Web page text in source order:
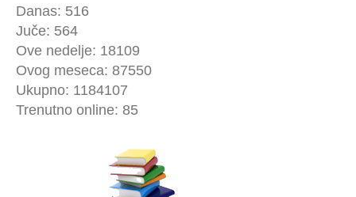
Danas: 516
Juče: 564
Ove nedelje: 18109
Ovog meseca: 87550
Ukupno: 1184107
Trenutno online: 85